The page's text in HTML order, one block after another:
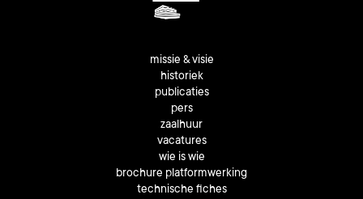
missie & visie
historiek
publicaties
pers
zaalhuur
vacatures
wie is wie
brochure platformwerking
technische fiches